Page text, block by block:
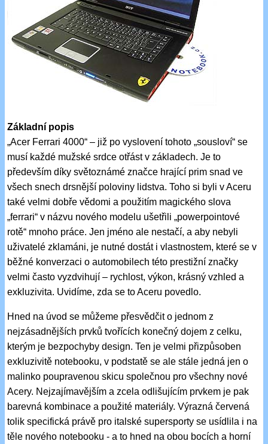
Základní popis
„Acer Ferrari 4000“ – již po vyslovení tohoto „sousloví“ se
musí každé mužské srdce otřást v základech. Je to
především díky světoznámé značce hrající prim snad ve
všech snech drsnější poloviny lidstva. Toho si byli v Aceru
také velmi dobře vědomi a použitím magického slova
„ferrari“ v názvu nového modelu ušetřili „powerpointové
rotě“ mnoho práce. Jen jméno ale nestačí, a aby nebyli
uživatelé zklamáni, je nutné dostát i vlastnostem, které se v
běžné konverzaci o automobilech této prestižní značky
velmi často vyzdvihují – rychlost, výkon, krásný vzhled a
exkluzivita. Uvidíme, zda se to Aceru povedlo.
Hned na úvod se můžeme přesvědčit o jednom z
nejzásadnějších prvků tvořících konečný dojem z celku,
kterým je bezpochyby design. Ten je velmi přizpůsoben
exkluzivitě notebooku, v podstatě se ale stále jedná jen o
malinko poupravenou skicu společnou pro všechny nové
Acery. Nejzajímavějším a zcela odlišujícím prvkem je pak
barevná kombinace a použité materiály. Výrazná červená
tolik specifická právě pro italské supersporty se usídlila i na
těle nového notebooku - a to hned na obou bocích a horní